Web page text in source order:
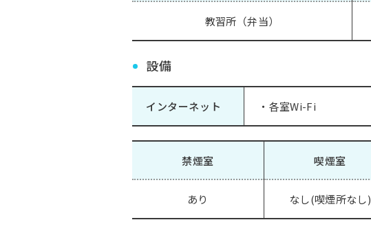
教習所（弁当）
設備
インターネット ・各室Wi-Fi
禁煙室
あり
喫煙室
なし(喫煙所なし)